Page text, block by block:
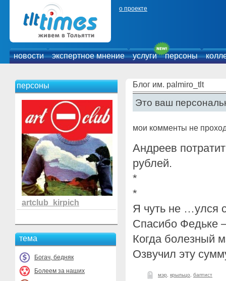
о проекте
новости экспертное мнение услуги персоны
персоны
artclub_kirpich
тема
Богач, бедняк
Болеем за наших
Блог им. palmiro_tlt
Это ваш
мои комменты не
Андреев
рублей.
*
*
Я чуть не …улся
Спасибо Федьке
Когда болезный
Озвучил эту
мэр крыльцо баптист